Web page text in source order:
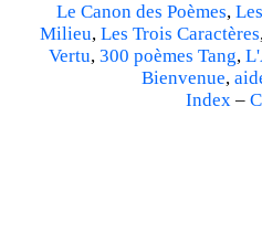
Le Canon des Poèmes,
Milieu, Les Trois Caractères
Vertu, 300 poèmes Tang,
Bienvenue,
Index–